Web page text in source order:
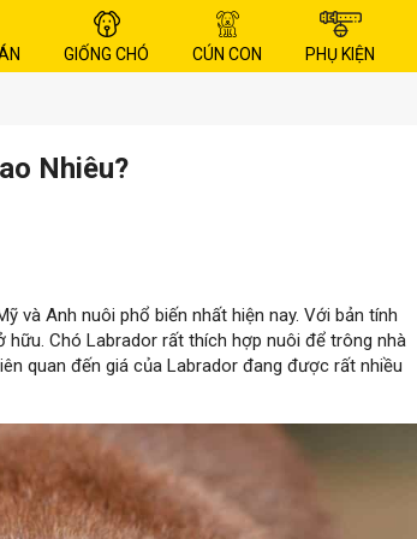
GIỐNG CHÓ CÚN CON PHỤ KIỆN
Nhiêu?
và Anh nuôi phổ biến nhất hiện nay. Với bản tính
Chó Labrador rất thích hợp nuôi để trông nhà
quan đến giá của Labrador đang được rất nhiều